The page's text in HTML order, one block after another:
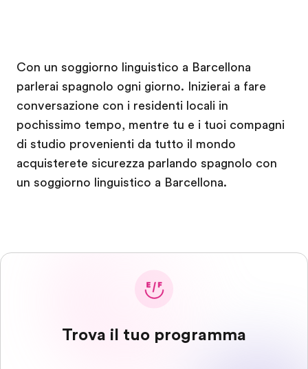
Carriera
Lavora con noi
Con un soggiorno linguistico a Barcellona
parlerai spagnolo ogni giorno. Inizierai a fare
conversazione con i residenti locali in
pochissimo tempo, mentre tu e i tuoi compagni
di studio provenienti da tutto il mondo
acquisterete sicurezza parlando spagnolo con
un soggiorno linguistico a Barcellona.
Trova il tuo programma